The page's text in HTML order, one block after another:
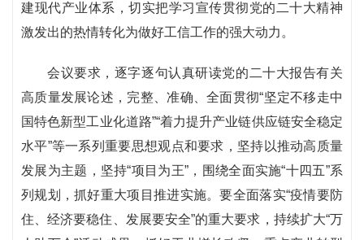
建现代产业体系，切实把学习宣传贯彻党的二十大精神
激发出的热情转化为做好工信工作的强大动力。
会议要求，逐字逐句认真研读党的二十大报告有关
高质量发展论述，完整、准确、全面贯彻“坚定不移走中
国特色新型工业化道路”“着力提升产业链供应链安全稳定
水平”等一系列重要思想观点和要求，坚持以推动高质量
发展为主题，坚持“项目为王”，围绕全面实施“十四五”系
列规划，抓好重大项目推进实施。要全面落实“疫情要防
住、经济要稳住、发展要安全”的重大要求，持续扩大“万